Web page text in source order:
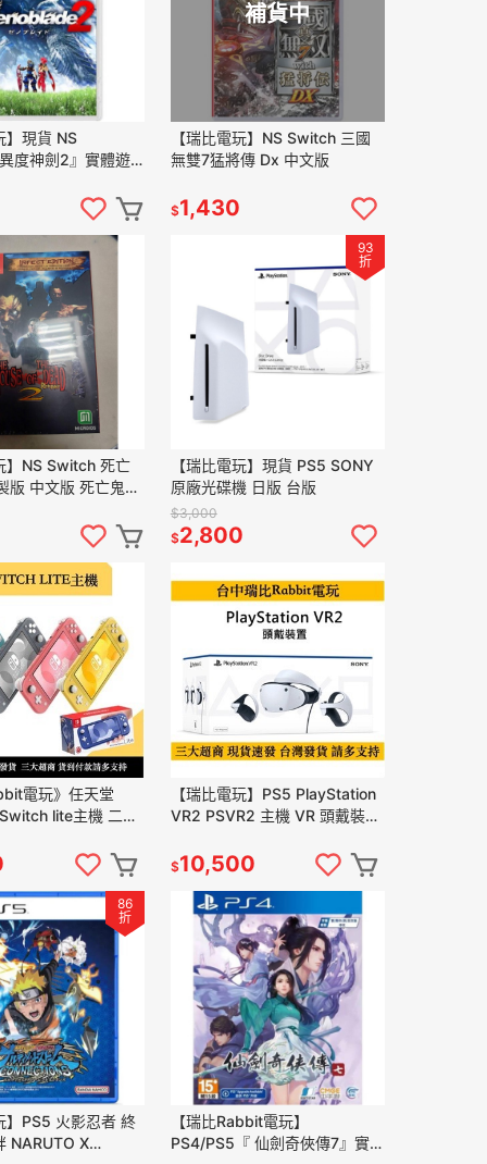
】現貨 NS
度神劍2』實體遊
補貨中
【瑞比電玩】NS Switch 三國
無雙7猛將傳 Dx 中文版
$1,430
】NS Switch 死亡
版 中文版 死亡鬼屋
93
折
【瑞比電玩】現貨 PS5 SONY
原廠光碟機 日版 台版
$3,000
$2,800
電玩》任天堂
lite主機 二手
【瑞比電玩】PS5 PlayStation
VR2 PSVR2 主機 VR 頭戴裝置
$10,500
86
折
】PS5 火影忍者 終
NARUTO X
【瑞比Rabbit電玩】
PS4/PS5『 仙劍奇俠傳7』實體